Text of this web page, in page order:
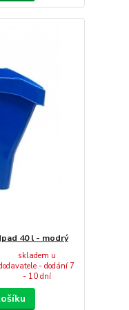
40 l - modrý
skladem u
- dodání 7
- 10 dní